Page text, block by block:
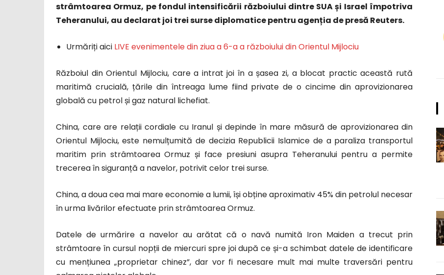
strâmtoarea Ormuz, pe fondul intensificării războiului dintre SUA și Israel împotriva
Teheranului, au declarat joi trei surse diplomatice pentru agenția de presă Reuters.
Urmăriți aici LIVE evenimentele din ziua a 6-a a războiului din Orientul Mijlociu
Războiul din Orientul Mijlociu, care a intrat joi în a șasea zi, a blocat practic această rută
maritimă crucială, țările din întreaga lume fiind private de o cincime din aprovizionarea
globală cu petrol și gaz natural lichefiat.
China, care are relații cordiale cu Iranul și depinde în mare măsură de aprovizionarea din
Orientul Mijlociu, este nemulțumită de decizia Republicii Islamice de a paraliza transportul
maritim prin strâmtoarea Ormuz și face presiuni asupra Teheranului pentru a permite
trecerea în siguranță a navelor, potrivit celor trei surse.
China, a doua cea mai mare economie a lumii, își obține aproximativ 45% din petrolul necesar
în urma livărilor efectuate prin strâmtoarea Ormuz.
Datele de urmărire a navelor au arătat că o navă numită Iron Maiden a trecut prin
strâmtoare în cursul nopții de miercuri spre joi după ce și-a schimbat datele de identificare
cu mențiunea „proprietar chinez”, dar vor fi necesare mult mai multe traversări pentru